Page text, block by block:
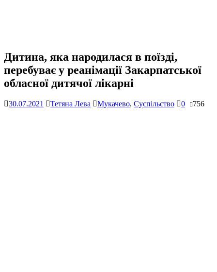
Дитина, яка народилася в поїзді,
перебуває у реанімації Закарпатської
обласної дитячої лікарні
30.07.2021 Тетяна Лева Мукачево, Суспільство 0 756